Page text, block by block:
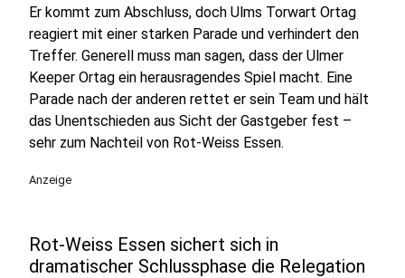
Er kommt zum Abschluss, doch Ulms Torwart Ortag
reagiert mit einer starken Parade und verhindert den
Treffer. Generell muss man sagen, dass der Ulmer
Keeper Ortag ein herausragendes Spiel macht. Eine
Parade nach der anderen rettet er sein Team und hält
das Unentschieden aus Sicht der Gastgeber fest –
sehr zum Nachteil von Rot-Weiss Essen.
Anzeige
Rot-Weiss Essen sichert sich in
dramatischer Schlussphase die Relegation